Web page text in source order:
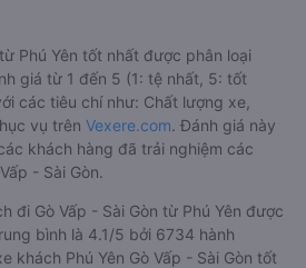
Phú Yên tốt nhất được phân loại
giá từ 1 đến 5 (1: tệ nhất, 5: tốt
các tiêu chí như: Chất lượng xe,
vụ trên Vexere.com. Đánh giá này
khách hàng đã trải nghiệm các
- Sài Gòn.
đi Gò Vấp - Sài Gòn từ Phú Yên được
bình là 4.1/5 bởi 6734 hành
khách Phú Yên Gò Vấp - Sài Gòn tốt